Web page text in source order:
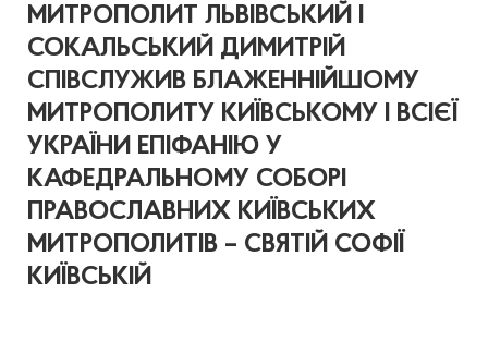
МИТРОПОЛИТ ЛЬВІВСЬКИЙ І
СОКАЛЬСЬКИЙ ДИМИТРІЙ
СПІВСЛУЖИВ БЛАЖЕННІЙШОМУ
МИТРОПОЛИТУ КИЇВСЬКОМУ І ВСІЄЇ
УКРАЇНИ ЕПІФАНІЮ У
КАФЕДРАЛЬНОМУ СОБОРІ
ПРАВОСЛАВНИХ КИЇВСЬКИХ
МИТРОПОЛИТІВ – СВЯТІЙ СОФІЇ
КИЇВСЬКІЙ